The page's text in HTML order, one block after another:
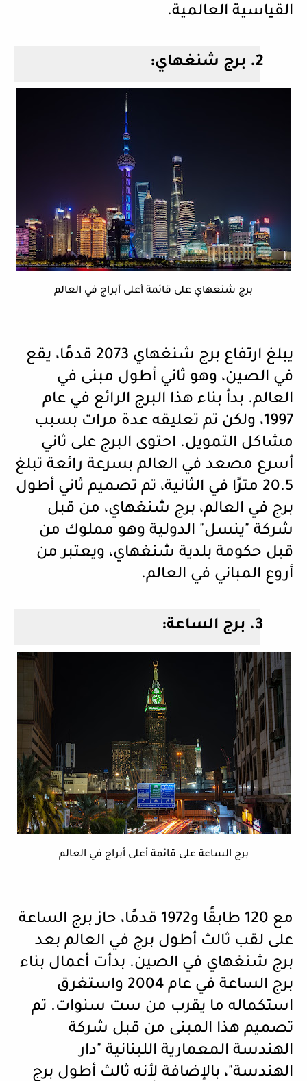
القياسية العالمية.
2. برج شنغهاي:
برج شنغهاي على قائمة أعلى أبراج في العالم
يبلغ ارتفاع برج شنغهاي 2073 قدمًا، يقع
في الصين، وهو ثاني أطول مبنى في
العالم. بدأ بناء هذا البرج الرائع في عام
1997، ولكن تم تعليقه عدة مرات بسبب
مشاكل التمويل. احتوى البرج على ثاني
أسرع مصعد في العالم بسرعة رائعة تبلغ
20.5 مترًا في الثانية، تم تصميم ثاني أطول
برج في العالم، برج شنغهاي، من قبل
شركة "ينسل" الدولية وهو مملوك من
قبل حكومة بلدية شنغهاي، ويعتبر من
أروع المباني في العالم.
3. برج الساعة:
برج الساعة على قائمة أعلى أبراج في العالم
مع 120 طابقًا و1972 قدمًا، حاز برج الساعة
على لقب ثالث أطول برج في العالم بعد
برج شنغهاي في الصين. بدأت أعمال بناء
برج الساعة في عام 2004 واستغرق
استكماله ما يقرب من ست سنوات. تم
تصميم هذا المبنى من قبل شركة
الهندسة المعمارية اللبنانية "دار
الهندسة"، بالإضافة لأنه ثالث أطول برج